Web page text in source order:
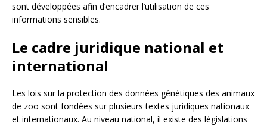
sont développées afin d’encadrer l’utilisation de ces
informations sensibles.
Le cadre juridique national et
international
Les lois sur la protection des données génétiques des animaux
de zoo sont fondées sur plusieurs textes juridiques nationaux
et internationaux. Au niveau national, il existe des législations